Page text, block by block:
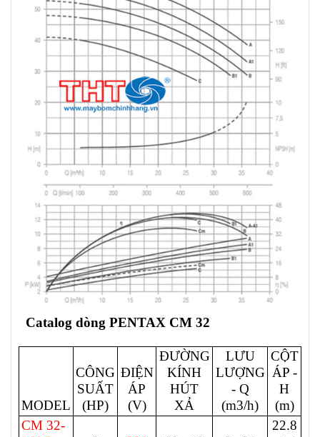
Catalog dòng PENTAX CM 32
MODEL
CÔNG
SUẤT
(HP)
ĐIỆN
ÁP
(V)
ĐƯỜNG
KÍNH
HÚT
XẢ
LƯU
LƯỢNG
- Q
(m3/h)
CỘT
ÁP -
H
(m)
CM 32-
22.8